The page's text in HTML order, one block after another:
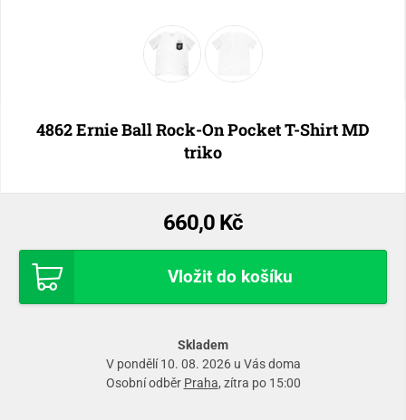
4862 Ernie Ball Rock-On Pocket T-Shirt MD
triko
660,0 Kč
Vložit do košíku
Skladem
V pondělí 10. 08. 2026 u Vás doma
Osobní odběr Praha, zítra po 15:00